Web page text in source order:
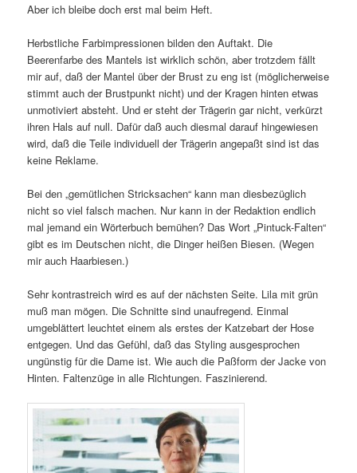
Aber ich bleibe doch erst mal beim Heft.
Herbstliche Farbimpressionen bilden den Auftakt. Die
Beerenfarbe des Mantels ist wirklich schön, aber trotzdem fällt
mir auf, daß der Mantel über der Brust zu eng ist (möglicherweise
stimmt auch der Brustpunkt nicht) und der Kragen hinten etwas
unmotiviert absteht. Und er steht der Trägerin gar nicht, verkürzt
ihren Hals auf null. Dafür daß auch diesmal darauf hingewiesen
wird, daß die Teile individuell der Trägerin angepaßt sind ist das
keine Reklame.
Bei den „gemütlichen Stricksachen“ kann man diesbezüglich
nicht so viel falsch machen. Nur kann in der Redaktion endlich
mal jemand ein Wörterbuch bemühen? Das Wort „Pintuck-Falten“
gibt es im Deutschen nicht, die Dinger heißen Biesen. (Wegen
mir auch Haarbiesen.)
Sehr kontrastreich wird es auf der nächsten Seite. Lila mit grün
muß man mögen. Die Schnitte sind unaufregend. Einmal
umgeblättert leuchtet einem als erstes der Katzebart der Hose
entgegen. Und das Gefühl, daß das Styling ausgesprochen
ungünstig für die Dame ist. Wie auch die Paßform der Jacke von
Hinten. Faltenzüge in alle Richtungen. Faszinierend.